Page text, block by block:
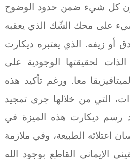
كل شيء ضمن حدود الوضوح
على محك الشّك الذي يعقبه
أو زيفه. الذي يعتبره ديكارت
لحقيقتها الوجودية على
معا. ورغم تأكيد هذه
التي من خلالها جرى تمجيد
رسم ديكارت هذه الميزة في
اعتلائه الطبيعة، وفي ملازمة
الإيماني القاطع بوجود الله